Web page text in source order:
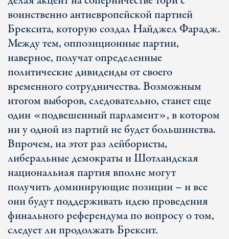
воинственно антиевропейской партией
Брексита, которую создал Найджел Фарадж.
Между тем, оппозиционные партии,
наверное, получат определенные
политические дивиденды от своего
временного сотрудничества. Возможным
итогом выборов, следовательно, станет еще
один «подвешенный парламент», в котором
ни у одной из партий не будет большинства.
Впрочем, на этот раз лейбористы,
либеральные демократы и Шотландская
национальная партия вполне могут
получить доминирующие позиции – и все
они будут поддерживать идею проведения
финального референдума по вопросу о том,
следует ли продолжать Брексит.